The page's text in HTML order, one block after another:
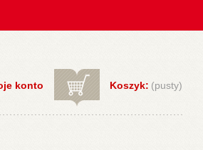
Koszyk: (pusty)
konto